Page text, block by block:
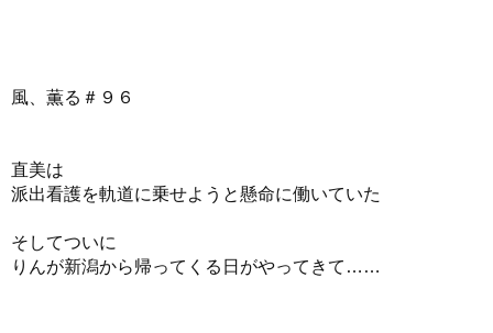
風、薫る＃９６
直美は
派出看護を軌道に乗せようと懸命に働いていた
そしてついに
りんが新潟から帰ってくる日がやってきて……